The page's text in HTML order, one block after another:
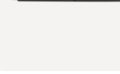
092 100